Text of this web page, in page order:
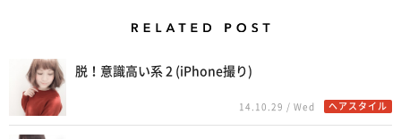
脱！意識高い系 2 (iPhone撮り)
14.10.29 / Wed ヘアスタイル